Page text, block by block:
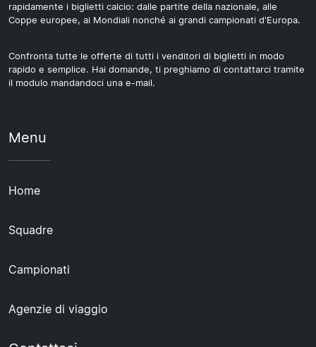
rapidamente i biglietti calcio: dalle partite della nazionale, alle
Coppe europee, ai Mondiali nonché ai grandi campionati d'Europa.
Confronta tutte le offerte di tutti i venditori di biglietti in modo
rapido e semplice. Hai domande, ti preghiamo di contattarci tramite
il modulo mandandoci una e-mail.
Menu
Home
Squadre
Campionati
Agenzie di viaggio